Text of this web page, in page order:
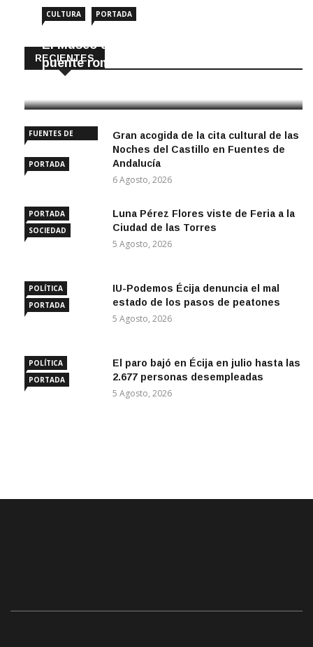
RECIENTES
CULTURA PORTADA
El Museo de Écija enseña a construir un
puente romano
FUENTES DE
PORTADA
Gran acogida de la cita cultural de las
Noches del Castillo en Fuentes de
Andalucía
6 Agosto, 2026
PORTADA
SOCIEDAD
Luna Pérez Flores viste de Feria a la
Ciudad de las Torres
5 Agosto, 2026
POLÍTICA
PORTADA
IU-Podemos Écija denuncia el mal
estado de los pasos de peatones
5 Agosto, 2026
POLÍTICA
PORTADA
El paro bajó en Écija en julio hasta las
2.677 personas desempleadas
5 Agosto, 2026